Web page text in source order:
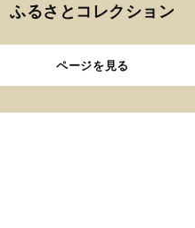
ふるさとコレクション
ページを見る